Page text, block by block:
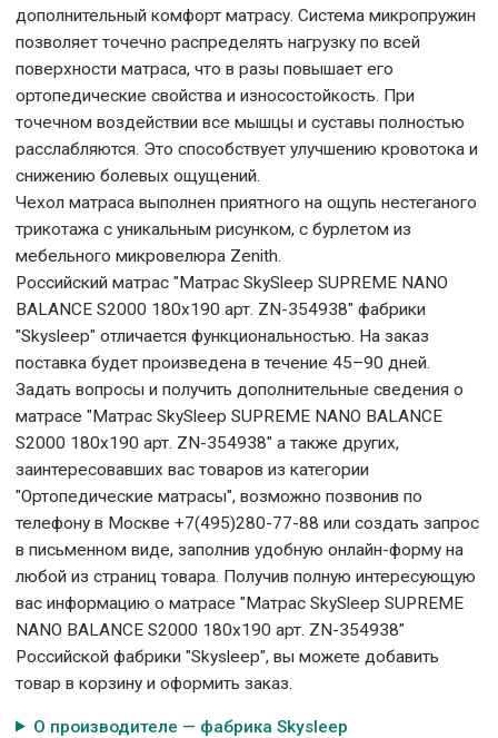
дополнительный комфорт матрасу. Система микропружин
позволяет точечно распределять нагрузку по всей
поверхности матраса, что в разы повышает его
ортопедические свойства и износостойкость. При
точечном воздействии все мышцы и суставы полностью
расслабляются. Это способствует улучшению кровотока и
снижению болевых ощущений.
Чехол матраса выполнен приятного на ощупь нестеганого
трикотажа с уникальным рисунком, с бурлетом из
мебельного микровелюра Zenith.
Российский матрас "Матрас SkySleep SUPREME NANO
BALANCE S2000 180x190 арт. ZN-354938" фабрики
"Skysleep" отличается функциональностью. На заказ
поставка будет произведена в течение 45–90 дней.
Задать вопросы и получить дополнительные сведения о
матрасе "Матрас SkySleep SUPREME NANO BALANCE
S2000 180x190 арт. ZN-354938" а также других,
заинтересовавших вас товаров из категории
"Ортопедические матрасы", возможно позвонив по
телефону в Москве +7(495)280-77-88 или создать запрос
в письменном виде, заполнив удобную онлайн-форму на
любой из страниц товара. Получив полную интересующую
вас информацию о матрасе "Матрас SkySleep SUPREME
NANO BALANCE S2000 180x190 арт. ZN-354938"
Российской фабрики "Skysleep", вы можете добавить
товар в корзину и оформить заказ.
О производителе — фабрика Skysleep